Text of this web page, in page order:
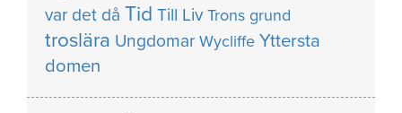
var det då Tid Till Liv Trons grund
troslära Ungdomar Wycliffe Yttersta
domen